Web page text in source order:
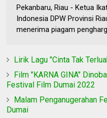
Pekanbaru, Riau - Ketua
Indonesia DPW Provinsi
menerima piagam
Lirik Lagu "Cinta Tak
Film "KARNA GINA"
Festival Film Dumai 2022
Malam Penganugerahan
Dumai